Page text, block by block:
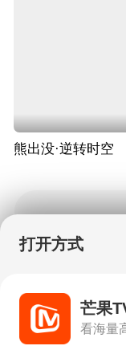
熊出没·逆转时空
打开方式
芒果
看海量